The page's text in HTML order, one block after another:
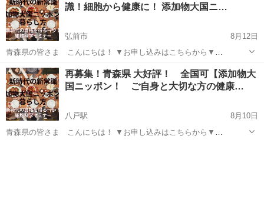
識！細胞から健康に！ 添加物大国ニ…
弘前市
8月12日
青森県の皆さま こんにちは！ ▼お申し込みはこちらから▼
https://www.cellacademy.org 案内コード：2020622 添加物大国ニッポ
ン！ 毎日の食事が病気の原因！ ...
青森 弘前市 その他 オンライン
再募集！青森県 大好評！ 全国可【添加物大
国ニッポン！ ご自身と大切な方の健康…
八戸駅
8月10日
青森県の皆さま こんにちは！ ▼お申し込みはこちらから▼